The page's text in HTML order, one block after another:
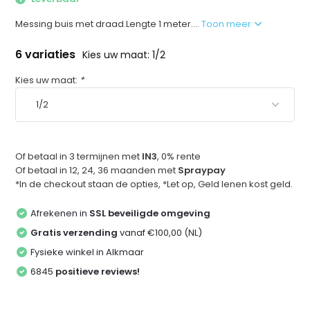
Messing buis met draad.Lengte 1 meter....Toon meer
6 variaties Kies uw maat: 1/2
Kies uw maat: *
Of betaal in 3 termijnen met IN3, 0% rente
Of betaal in 12, 24, 36 maanden met Spraypay
*In de checkout staan de opties, *Let op, Geld lenen kost geld.
Afrekenen in SSL beveiligde omgeving
Gratis verzending vanaf €100,00 (NL)
Fysieke winkel in Alkmaar
6845 positieve reviews!